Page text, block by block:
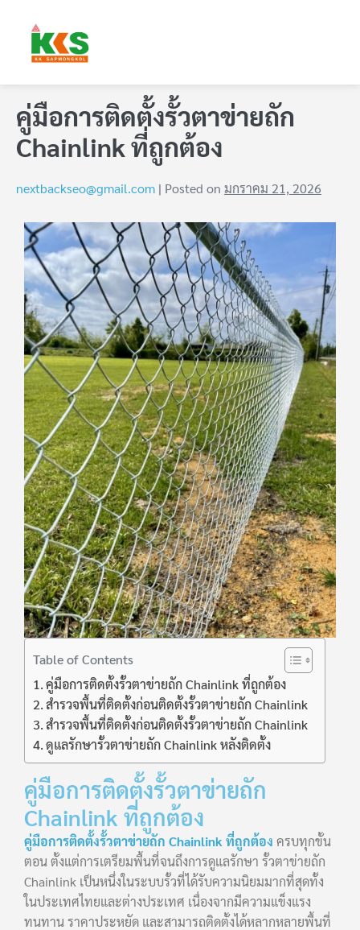
คู่มือการติดตั้งรั้วตาข่ายถัก
Chainlink ที่ถูกต้อง
nextbackseo@gmail.com | Posted on มกราคม 21, 2026
Table of Contents
คู่มือการติดตั้งรั้วตาข่ายถัก Chainlink ที่ถูกต้อง
สำรวจพื้นที่ติดตั้งก่อนติดตั้งรั้วตาข่ายถัก Chainlink
สำรวจพื้นที่ติดตั้งก่อนติดตั้งรั้วตาข่ายถัก Chainlink
ดูแลรักษารั้วตาข่ายถัก Chainlink หลังติดตั้ง
คู่มือการติดตั้งรั้วตาข่ายถัก
Chainlink ที่ถูกต้อง
คู่มือการติดตั้งรั้วตาข่ายถัก Chainlink ที่ถูกต้อง ครบทุกขั้น
ตอน ตั้งแต่การเตรียมพื้นที่จนถึงการดูแลรักษา รั้วตาข่ายถัก
Chainlink เป็นหนึ่งในระบบรั้วที่ได้รับความนิยมมากที่สุดทั้ง
ในประเทศไทยและต่างประเทศ เนื่องจากมีความแข็งแรง
ทนทาน ราคาประหยัด และสามารถติดตั้งได้หลากหลายพื้นที่